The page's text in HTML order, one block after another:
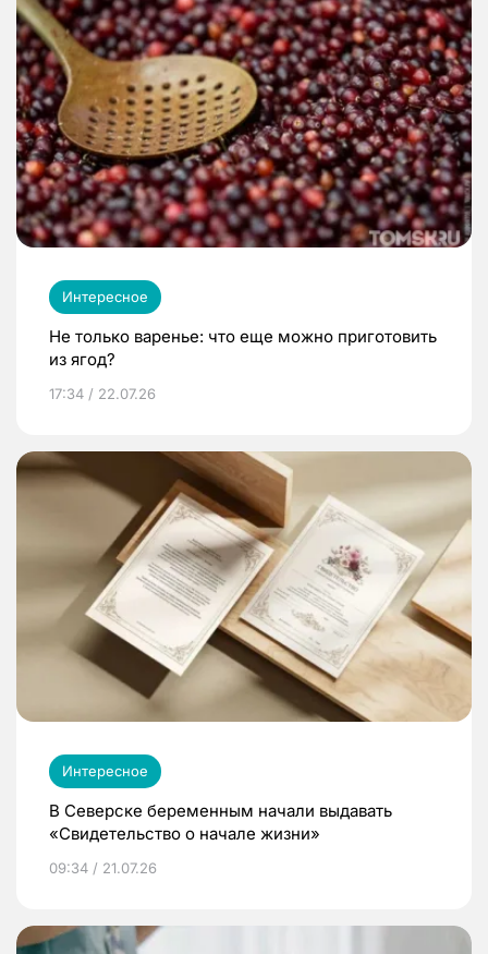
Интересное
Не только варенье: что еще можно приготовить
из ягод?
17:34 / 22.07.26
Интересное
В Северске беременным начали выдавать
«Свидетельство о начале жизни»
09:34 / 21.07.26